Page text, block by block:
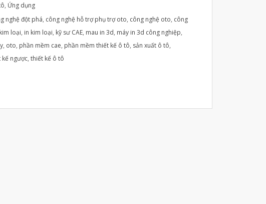
Automotive
Aerospace
Industries
Thư Viện
, Ứng dụng
nghệ đột phá, công nghệ hỗ trợ phụ trợ oto, công nghệ oto, công
loại, in kim loại, kỹ sư CAE, mau in 3d, máy in 3d công nghiệp,
, oto, phần mềm cae, phần mềm thiết kế ô tô, sản xuất ô tô,
kế ngược,thiết kế ô tô